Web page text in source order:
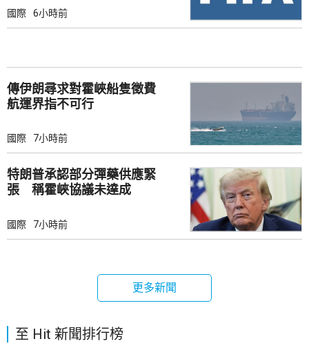
國際 6小時前
傳伊朗尋求對霍峽船隻徵費
航運界指不可行
國際 7小時前
特朗普承認部分彈藥供應緊
張 稱霍峽協議未達成
國際 7小時前
更多新聞
至 Hit 新聞排行榜